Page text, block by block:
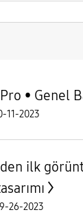
• Genel
11-2023
ilk
26-2023